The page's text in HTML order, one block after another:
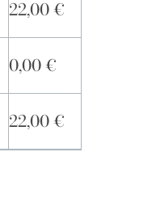
22,00€
0,00€
22,00€